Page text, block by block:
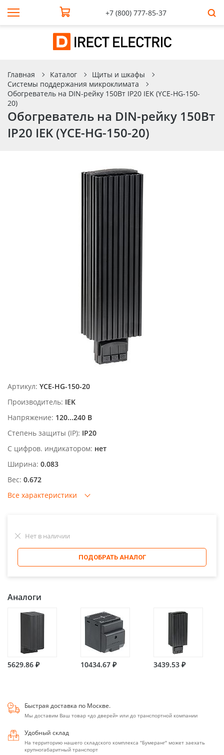
+7 (800) 777-85-37
Главная Каталог
Щиты и шкафы
Системы поддержания микроклимата
Обогреватель на DIN-рейку 150Вт IP20 IEK (YCE-HG-150-
20)
Обогреватель на DIN-рейку 150Вт
IP20 IEK (YCE-HG-150-20)
Артикул: YCE-HG-150-20
Производитель: IEK
Напряжение: 120...240 В
Степень защиты (IP): IP20
С цифров. индикатором: нет
Ширина: 0.083
Вес: 0.672
Все характеристики
Нет в наличии
ПОДОБРАТЬ АНАЛОГ
Аналоги
5629.86 ₽ 10434.67 ₽ 3439.53 ₽
Быстрая доставка по Москве.
Мы доставим Ваш товар «до дверей» или до транспортной компании
Удобный склад
На территорию нашего складского комплекса "Бумеранг" может заехать
крупногабаритный транспорт